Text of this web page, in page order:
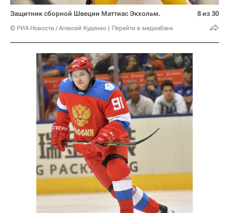
Защитник сборной Швеции Маттиас Экхольм.
© РИА Новости / Алексей Куденко Перейти в медиабанк
8 из 30